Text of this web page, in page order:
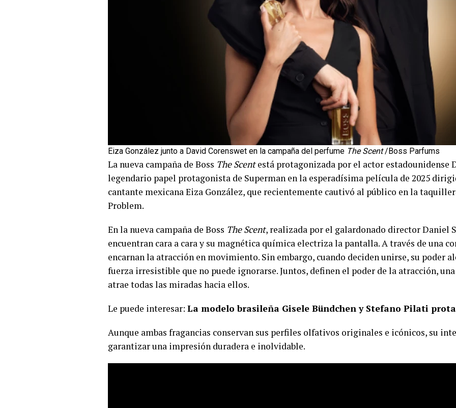
Eiza González junto a David Corenswet en la campaña del perfume The Scent/Boss Parfums
La nueva campaña de Boss The Scentestá protagonizada por el actor estadounidense
legendario papel protagonista de Superman en la esperadísima película de 2025
cantante mexicana Eiza González, que recientemente cautivó al público en la
Problem.
En la nueva campaña de Boss The Scent, realizada por el galardonado director Daniel
encuentran cara a cara y su magnética química electriza la pantalla. A través de una
encarnan la atracción en movimiento. Sin embargo, cuando deciden unirse, su poder
fuerza irresistible que no puede ignorarse. Juntos, definen el poder de la atracción,
atrae todas las miradas hacia ellos.
Le puede interesar: La modelo brasileña Gisele Bündchen y Stefano Pilati
Aunque ambas fragancias conservan sus perfiles olfativos originales e icónicos, su
garantizar una impresión duradera e inolvidable.